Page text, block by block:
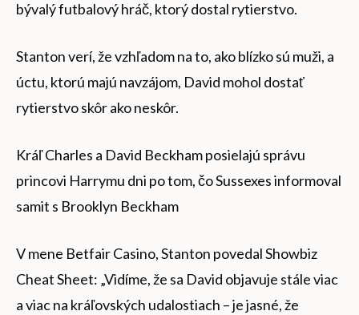
bývalý futbalový hráč, ktorý dostal rytierstvo.
Stanton verí, že vzhľadom na to, ako blízko sú muži, a
úctu, ktorú majú navzájom, David mohol dostať
rytierstvo skôr ako neskôr.
Kráľ Charles a David Beckham posielajú správu
princovi Harrymu dni po tom, čo Sussexes informoval
samit s Brooklyn Beckham
V mene Betfair Casino, Stanton povedal Showbiz
Cheat Sheet: „Vidíme, že sa David objavuje stále viac
a viac na kráľovských udalostiach – je jasné, že